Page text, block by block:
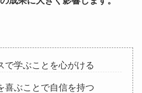
で学ぶことを心がける
喜ぶことで自信を持つ